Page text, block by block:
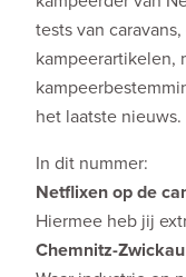
tests van
kampeerartikelen,
het laatste nieuws.
In dit nummer:
Netflixen op de
Hiermee heb jij
Chemnitz-